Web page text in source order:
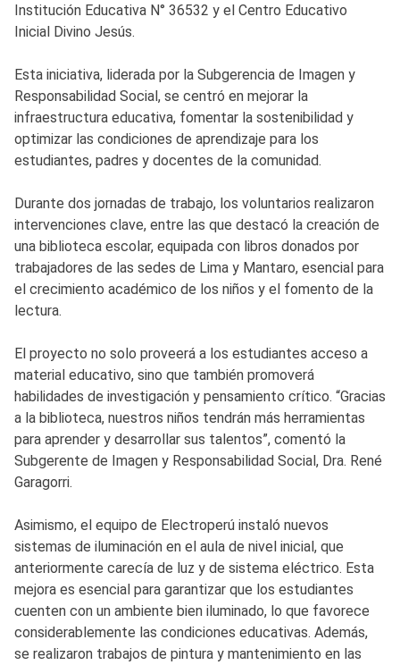
Institución Educativa N° 36532 y el Centro Educativo
Inicial Divino Jesús.
Esta iniciativa, liderada por la Subgerencia de Imagen y
Responsabilidad Social, se centró en mejorar la
infraestructura educativa, fomentar la sostenibilidad y
optimizar las condiciones de aprendizaje para los
estudiantes, padres y docentes de la comunidad.
Durante dos jornadas de trabajo, los voluntarios realizaron
intervenciones clave, entre las que destacó la creación de
una biblioteca escolar, equipada con libros donados por
trabajadores de las sedes de Lima y Mantaro, esencial para
el crecimiento académico de los niños y el fomento de la
lectura.
El proyecto no solo proveerá a los estudiantes acceso a
material educativo, sino que también promoverá
habilidades de investigación y pensamiento crítico. “Gracias
a la biblioteca, nuestros niños tendrán más herramientas
para aprender y desarrollar sus talentos”, comentó la
Subgerente de Imagen y Responsabilidad Social, Dra. René
Garagorri.
Asimismo, el equipo de Electroperú instaló nuevos
sistemas de iluminación en el aula de nivel inicial, que
anteriormente carecía de luz y de sistema eléctrico. Esta
mejora es esencial para garantizar que los estudiantes
cuenten con un ambiente bien iluminado, lo que favorece
considerablemente las condiciones educativas. Además,
se realizaron trabajos de pintura y mantenimiento en las